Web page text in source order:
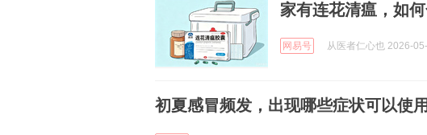
家有连花清瘟，如
网易号 从医者仁心也 2026-
初夏感冒频发，出现哪些症状可以使